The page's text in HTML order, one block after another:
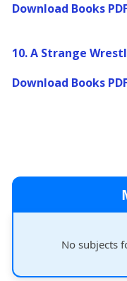
Download Books
10. A Strange
Download Books
No subjects